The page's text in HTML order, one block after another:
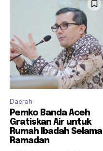
Daerah
Pemko Banda Aceh
Gratiskan Air untuk
Rumah Ibadah Selama
Ramadan